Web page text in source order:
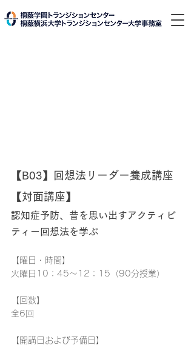
【B03】回想法リーダー養成講座
【対面講座】
認知症予防、昔を思い出すアクティビ
ティー回想法を学ぶ
【曜日・時間】
火曜日10：45～12：15（90分授業）
【回数】
全6回
【開講日および予備日】